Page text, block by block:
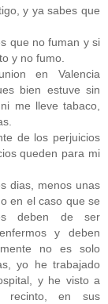
y ya sabes que
que no fuman y si
y no fumo.
en Valencia
bien estuve sin
me lleve tabaco,
de los perjuicios
queden para mi
dias, menos unas
en el caso que se
deben de ser
y deben
no es solo
yo he trabajado
y he visto a
recinto, en sus